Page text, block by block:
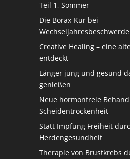
Teil 1, Sommer
Die Borax-Kur bei
Creative Healing – eine
entdeckt
Länger jung und gesund
genießen
Neue hormonfreie
Scheidentrockenheit
Statt Impfung Freiheit
Herdengesundheit
Therapie von Brustkrebs